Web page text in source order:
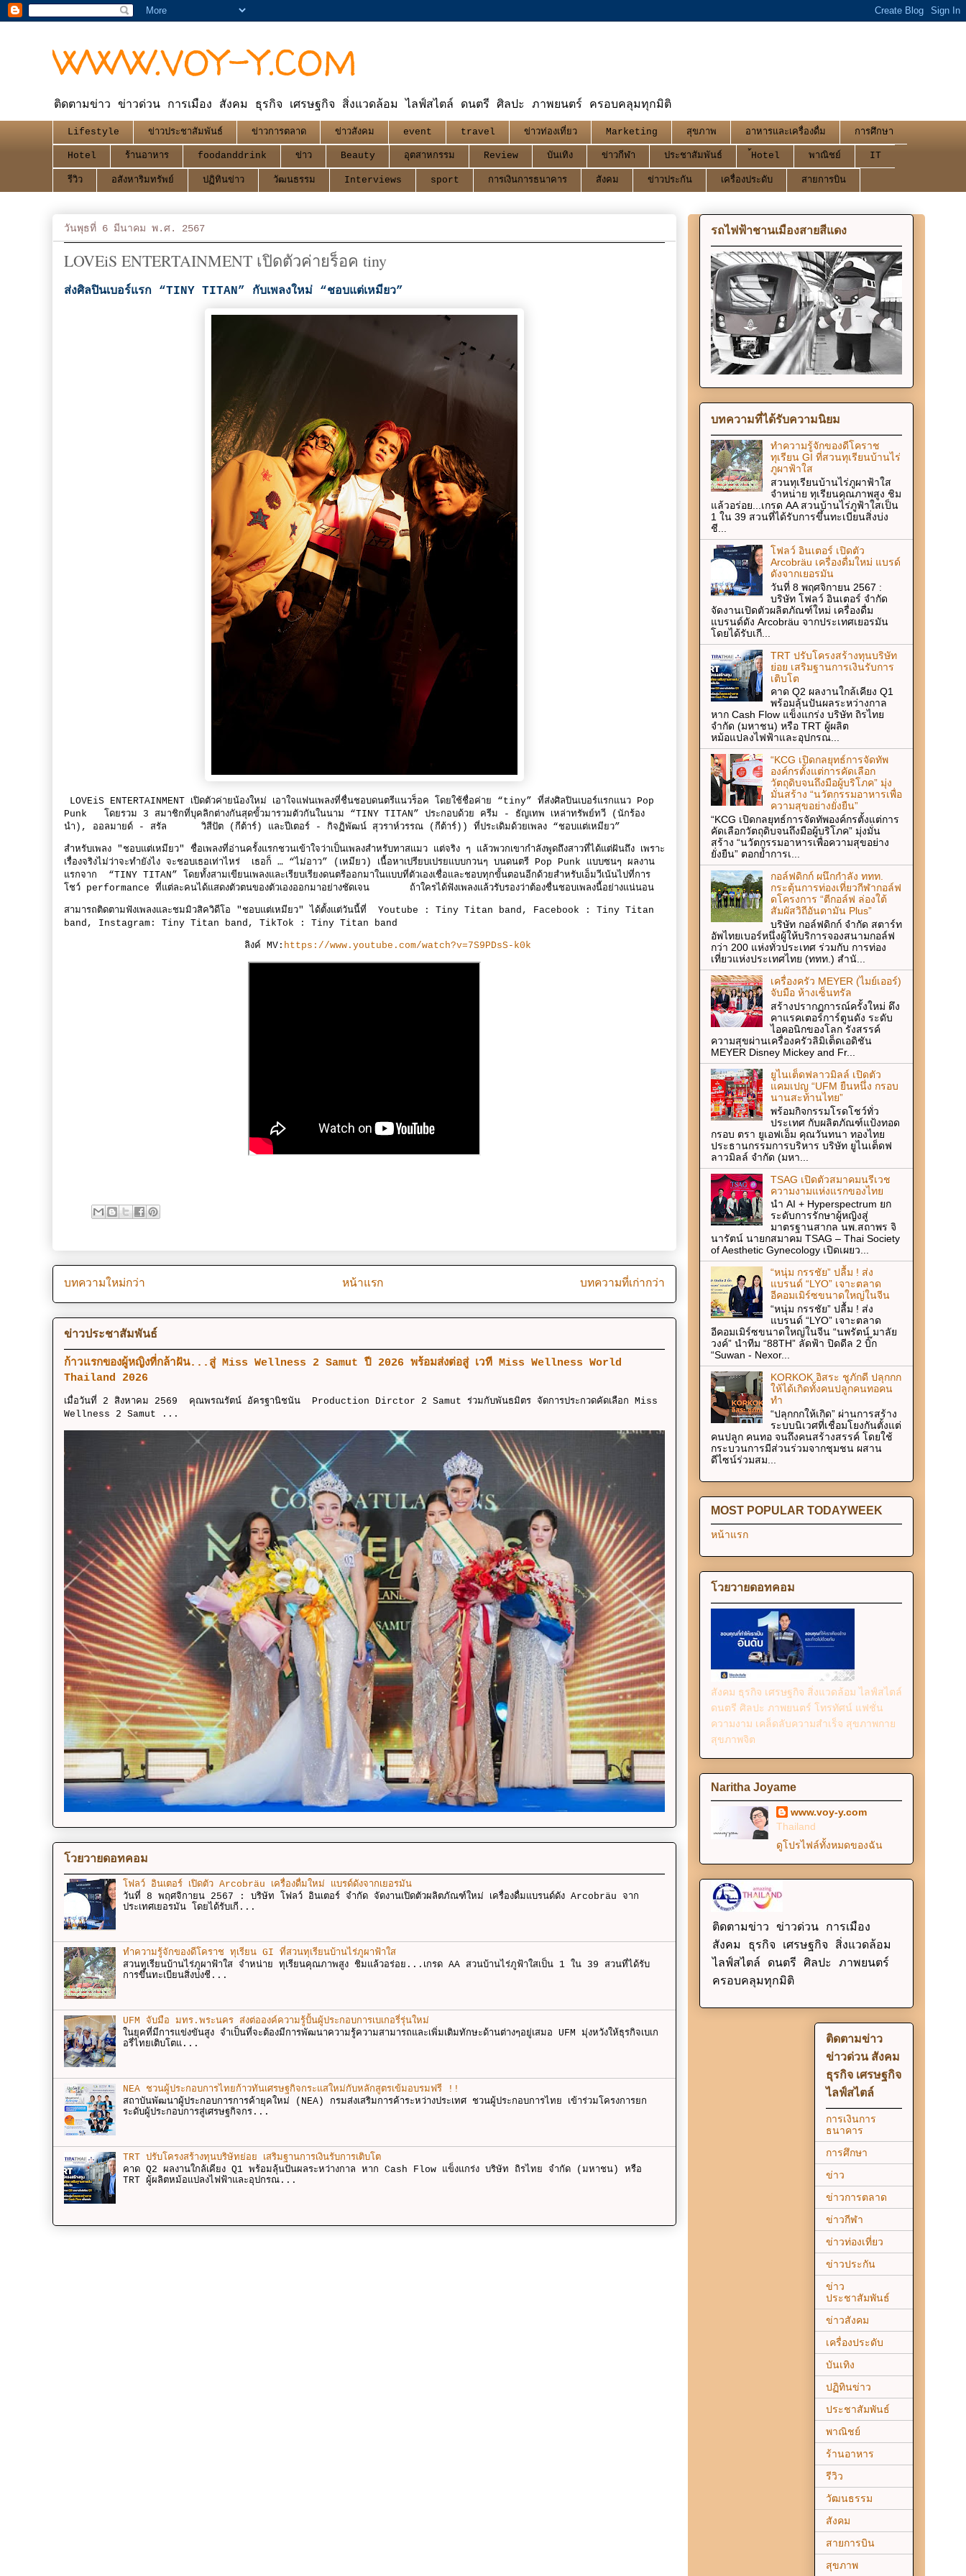
WWW.VOY-Y.COM
ติดตามข่าว ข่าวด่วน การเมือง สังคม ธุรกิจ เศรษฐกิจ สิ่งแวดล้อม ไลฟ์สไตล์ ดนตรี ศิลปะ ภาพยนตร์ ครอบคลุมทุกมิติ
Lifestyle ข่าวประชาสัมพันธ์ ข่าวการตลาด ข่าวสังคม event travel ข่าวท่องเที่ยว Marketing สุขภาพ อาหารและเครื่องดื่ม การศึกษา
Hotel ร้านอาหาร foodanddrink ข่าว Beauty อุตสาหกรรม Review บันเทิง ข่าวกีฬา ประชาสัมพันธ์ ้Hotel พาณิชย์ IT
รีวิว อสังหาริมทรัพย์ ปฏิทินข่าว วัฒนธรรม Interviews sport การเงินการธนาคาร สังคม ข่าวประกัน เครื่องประดับ สายการบิน
วันพุธที่ 6 มีนาคม พ.ศ. 2567
LOVEiS ENTERTAINMENT เปิดตัวค่ายร็อค tiny
ส่งศิลปินเบอร์แรก “TINY TITAN” กับเพลงใหม่ “ชอบแต่เหมียว”
LOVEiS ENTERTAINMENT เปิดตัวค่ายน้องใหม่ เอาใจแฟนเพลงที่ชื่นชอบดนตรีแนวร็อค โดยใช้ชื่อค่าย “tiny” ที่ส่งศิลปินเบอร์แรกแนว Pop
Punk โดยรวม 3 สมาชิกที่บุคลิกต่างกันสุดขั้วมารวมตัวกันในนาม “TINY TITAN” ประกอบด้วย ครีม - ธัญเทพ เหล่าทรัพย์ทวี (นักร้อง
นำ), ออลมายด์ - สรัล วิสีปัต (กีต้าร์) และปีเตอร์ - กิจฏิพัฒน์ สุวราห์วรรณ (กีต้าร์)) ที่ประเดิมด้วยเพลง “ชอบแต่เหมียว”
สำหรับเพลง "ชอบแต่เหมียว" ชื่อเพลงที่อ่านครั้งแรกชวนเข้าใจว่าเป็นเพลงสำหรับทาสแมว แต่จริง ๆ แล้วพวกเขากำลังพูดถึงสาวที่ได้แต่ฝันถึง เพราะ
เรื่องจริงไม่ว่าจะทำยังไง จะชอบเธอเท่าไหร่ เธอก็ … “ไม่อาว” (เหมียว) เนื้อหาเปรียบเปรยแบบกวนๆ บนดนตรี Pop Punk แบบซนๆ ผลงาน
แรกจาก “TINY TITAN” โดยทั้งสามเขียนเพลงและเรียบเรียงดนตรีออกมาในแบบที่ตัวเองเชื่อและชอบทุกขั้นตอนอีกด้วยสำหรับเอ็มวีเน้นไปที่การ
โชว์ performance ที่แต่ละคนได้แสดงตัวตนของตัวเองออกมาอย่างชัดเจน ถ้าใครได้ฟังเพลงแล้วรับรองว่าต้องชื่นชอบเพลงนี้อย่างแน่นอน
สามารถติดตามฟังเพลงและชมมิวสิควิดีโอ "ชอบแต่เหมียว" ได้ตั้งแต่วันนี้ที่ Youtube : Tiny Titan band, Facebook : Tiny Titan
band, Instagram: Tiny Titan band, TikTok : Tiny Titan band
ลิงค์ MV: https://www.youtube.com/watch?v=7S9PDsS-k0k
บทความใหม่กว่า บทความที่เก่ากว่า
หน้าแรก
ข่าวประชาสัมพันธ์
ก้าวแรกของผู้หญิงที่กล้าฝัน...สู่ Miss Wellness 2 Samut ปี 2026 พร้อมส่งต่อสู่ เวที Miss Wellness World
Thailand 2026
เมื่อวันที่ 2 สิงหาคม 2569 คุณพรณรัตน์ อัครฐานิชนัน Production Dirctor 2 Samut ร่วมกับพันธมิตร จัดการประกวดคัดเลือก Miss
Wellness 2 Samut ...
โวยวายดอทคอม
โฟลว์ อินเตอร์ เปิดตัว Arcobräu เครื่องดื่มใหม่ แบรด์ดังจากเยอรมัน
วันที่ 8 พฤศจิกายน 2567 : บริษัท โฟลว์ อินเตอร์ จำกัด จัดงานเปิดตัวผลิตภัณฑ์ใหม่ เครื่องดื่มแบรนด์ดัง Arcobräu จาก
ประเทศเยอรมัน โดยได้รับเกี...
ทำความรู้จักของดีโคราช ทุเรียน GI ที่สวนทุเรียนบ้านไร่ภูผาฟ้าใส
สวนทุเรียนบ้านไร่ภูผาฟ้าใส จำหน่าย ทุเรียนคุณภาพสูง ชิมแล้วอร่อย...เกรด AA สวนบ้านไร่ภูฟ้าใสเป็น 1 ใน 39 สวนที่ได้รับ
การขึ้นทะเบียนสิ่งบ่งชี...
UFM จับมือ มทร.พระนคร ส่งต่อองค์ความรู้ปั้นผู้ประกอบการเบเกอรี่รุ่นใหม่
ในยุคที่มีการแข่งขันสูง จำเป็นที่จะต้องมีการพัฒนาความรู้ความสามารถและเพิ่มเติมทักษะด้านต่างๆอยู่เสมอ UFM มุ่งหวังให้ธุรกิจเบเก
อรี่ไทยเติบโตแ...
NEA ชวนผู้ประกอบการไทยก้าวทันเศรษฐกิจกระแสใหม่กับหลักสูตรเข้มอบรมฟรี !!
สถาบันพัฒนาผู้ประกอบการการค้ายุคใหม่ (NEA) กรมส่งเสริมการค้าระหว่างประเทศ ชวนผู้ประกอบการไทย เข้าร่วมโครงการยก
ระดับผู้ประกอบการสู่เศรษฐกิจกร...
TRT ปรับโครงสร้างทุนบริษัทย่อย เสริมฐานการเงินรับการเติบโต
คาด Q2 ผลงานใกล้เคียง Q1 พร้อมลุ้นปันผลระหว่างกาล หาก Cash Flow แข็งแกร่ง บริษัท ถิรไทย จำกัด (มหาชน) หรือ
TRT ผู้ผลิตหม้อแปลงไฟฟ้าและอุปกรณ...
รถไฟฟ้าชานเมืองสายสีแดง
บทความที่ได้รับความนิยม
ทำความรู้จักของดีโคราช
ทุเรียน GI ที่สวนทุเรียนบ้านไร่
ภูผาฟ้าใส
สวนทุเรียนบ้านไร่ภูผาฟ้าใส
จำหน่าย ทุเรียนคุณภาพสูง ชิม
แล้วอร่อย...เกรด AA สวนบ้านไร่ภูฟ้าใสเป็น
1 ใน 39 สวนที่ได้รับการขึ้นทะเบียนสิ่งบ่ง
ชี...
โฟลว์ อินเตอร์ เปิดตัว
Arcobräu เครื่องดื่มใหม่ แบรด์
ดังจากเยอรมัน
วันที่ 8 พฤศจิกายน 2567 :
บริษัท โฟลว์ อินเตอร์ จำกัด
จัดงานเปิดตัวผลิตภัณฑ์ใหม่ เครื่องดื่ม
แบรนด์ดัง Arcobräu จากประเทศเยอรมัน
โดยได้รับเกี...
TRT ปรับโครงสร้างทุนบริษัท
ย่อย เสริมฐานการเงินรับการ
เติบโต
คาด Q2 ผลงานใกล้เคียง Q1
พร้อมลุ้นปันผลระหว่างกาล
หาก Cash Flow แข็งแกร่ง บริษัท ถิรไทย
จำกัด (มหาชน) หรือ TRT ผู้ผลิต
หม้อแปลงไฟฟ้าและอุปกรณ...
“KCG เปิดกลยุทธ์การจัดทัพ
องค์กรตั้งแต่การคัดเลือก
วัตถุดิบจนถึงมือผู้บริโภค” มุ่ง
มั่นสร้าง “นวัตกรรมอาหารเพื่อ
ความสุขอย่างยั่งยืน”
“KCG เปิดกลยุทธ์การจัดทัพองค์กรตั้งแต่การ
คัดเลือกวัตถุดิบจนถึงมือผู้บริโภค” มุ่งมั่น
สร้าง “นวัตกรรมอาหารเพื่อความสุขอย่าง
ยั่งยืน” ตอกย้ำการเ...
กอล์ฟดิกก์ ผนึกกำลัง ททท.
กระตุ้นการท่องเที่ยวกีฬากอล์ฟ
ดโครงการ “ตีกอล์ฟ ล่องใต้
สัมผัสวิถีอันดามัน Plus”
บริษัท กอล์ฟดิกก์ จำกัด สตาร์ท
อัพไทยเบอร์หนึ่งผู้ให้บริการจองสนามกอล์ฟ
กว่า 200 แห่งทั่วประเทศ ร่วมกับ การท่อง
เที่ยวแห่งประเทศไทย (ททท.) สำนั...
เครื่องครัว MEYER (ไมย์เออร์)
จับมือ ห้างเซ็นทรัล
สร้างปรากฏการณ์ครั้งใหม่ ดึง
คาแรคเตอร์การ์ตูนดัง ระดับ
ไอคอนิกของโลก รังสรรค์
ความสุขผ่านเครื่องครัวลิมิเต็ดเอดิชัน
MEYER Disney Mickey and Fr...
ยูไนเต็ดฟลาวมิลล์ เปิดตัว
แคมเปญ “UFM ยืนหนึ่ง กรอบ
นานสะท้านไทย”
พร้อมกิจกรรมโรดโชว์ทั่ว
ประเทศ กับผลิตภัณฑ์แป้งทอด
กรอบ ตรา ยูเอฟเอ็ม คุณวันทนา ทองไทย
ประธานกรรมการบริหาร บริษัท ยูไนเต็ดฟ
ลาวมิลล์ จำกัด (มหา...
TSAG เปิดตัวสมาคมนรีเวช
ความงามแห่งแรกของไทย
นำ AI + Hyperspectrum ยก
ระดับการรักษาผู้หญิงสู่
มาตรฐานสากล นพ.สถาพร จิ
นารัตน์ นายกสมาคม TSAG – Thai Society
of Aesthetic Gynecology เปิดเผยว...
“หนุ่ม กรรชัย” ปลื้ม ! ส่ง
แบรนด์ “LYO” เจาะตลาด
อีคอมเมิร์ซขนาดใหญ่ในจีน
“หนุ่ม กรรชัย” ปลื้ม ! ส่ง
แบรนด์ “LYO” เจาะตลาด
อีคอมเมิร์ซขนาดใหญ่ในจีน “นพรัตน์ มาลัย
วงค์” นำทีม “88TH” ลัดฟ้า ปิดดีล 2 บิ๊ก
“Suwan - Nexor...
KORKOK อิสระ ชูภักดี ปลุกกก
ให้ได้เกิดทั้งคนปลูกคนทอคน
ทำ
“ปลุกกกให้เกิด” ผ่านการสร้าง
ระบบนิเวศที่เชื่อมโยงกันตั้งแต่
คนปลูก คนทอ จนถึงคนสร้างสรรค์ โดยใช้
กระบวนการมีส่วนร่วมจากชุมชน ผสาน
ดีไซน์ร่วมสม...
MOST POPULAR TODAYWEEK
หน้าแรก
โวยวายดอทคอม
สังคม ธุรกิจ เศรษฐกิจ สิ่งแวดล้อม ไลฟ์สไตล์
ดนตรี ศิลปะ ภาพยนตร์ โทรทัศน์ แฟชั่น
ความงาม เคล็ดลับความสำเร็จ สุขภาพกาย
สุขภาพจิต
Naritha Joyame
www.voy-y.com
Thailand
ดูโปรไฟล์ทั้งหมดของฉัน
ติดตามข่าว ข่าวด่วน การเมือง
สังคม ธุรกิจ เศรษฐกิจ สิ่งแวดล้อม
ไลฟ์สไตล์ ดนตรี ศิลปะ ภาพยนตร์
ครอบคลุมทุกมิติ
ติดตามข่าว
ข่าวด่วน สังคม
ธุรกิจ เศรษฐกิจ
ไลฟ์สไตล์
การเงินการ
ธนาคาร
การศึกษา
ข่าว
ข่าวการตลาด
ข่าวกีฬา
ข่าวท่องเที่ยว
ข่าวประกัน
ข่าว
ประชาสัมพันธ์
ข่าวสังคม
เครื่องประดับ
บันเทิง
ปฏิทินข่าว
ประชาสัมพันธ์
พาณิชย์
ร้านอาหาร
รีวิว
วัฒนธรรม
สังคม
สายการบิน
สุขภาพ